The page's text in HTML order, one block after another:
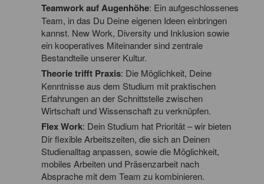
Teamwork auf Augenhöhe: Ein aufgeschlossenes
Team, in das Du Deine eigenen Ideen einbringen
kannst. New Work, Diversity und Inklusion sowie
ein kooperatives Miteinander sind zentrale
Bestandteile unserer Kultur.
Theorie trifft Praxis: Die Möglichkeit, Deine
Kenntnisse aus dem Studium mit praktischen
Erfahrungen an der Schnittstelle zwischen
Wirtschaft und Wissenschaft zu verknüpfen.
Flex Work: Dein Studium hat Priorität – wir bieten
Dir flexible Arbeitszeiten, die sich an Deinen
Studienalltag anpassen, sowie die Möglichkeit,
mobiles Arbeiten und Präsenzarbeit nach
Absprache mit dem Team zu kombinieren.